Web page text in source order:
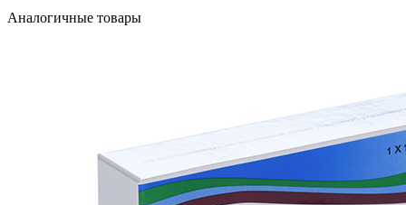
Аналогичные товары